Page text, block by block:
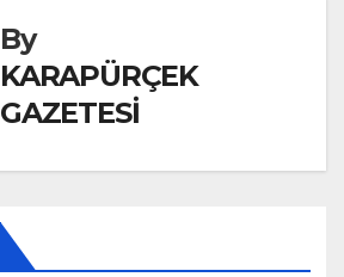
By
KARAPÜRÇEK
GAZETESİ